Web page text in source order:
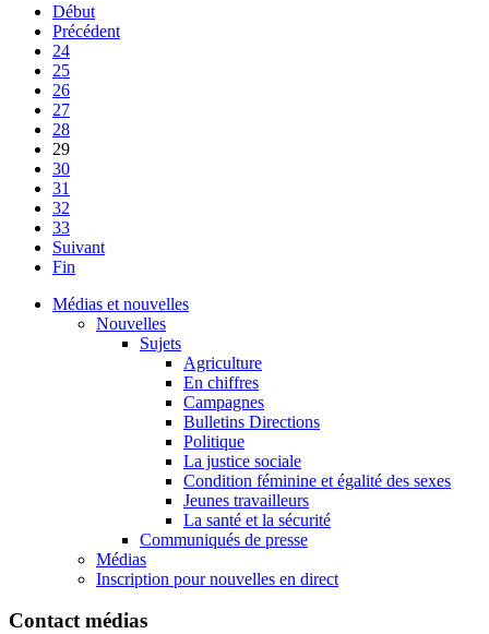
Début
Précédent
24
25
26
27
28
29
30
31
32
33
Suivant
Fin
Médias et nouvelles
Nouvelles
Sujets
Agriculture
En chiffres
Campagnes
Bulletins Directions
Politique
La justice sociale
Condition féminine et égalité des sexes
Jeunes travailleurs
La santé et la sécurité
Communiqués de presse
Médias
Inscription pour nouvelles en direct
Contact médias